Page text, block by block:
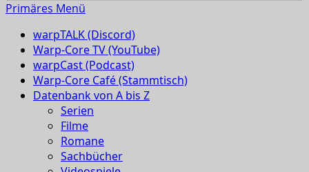
Primäres Menü
warpTALK (Discord)
Warp-Core TV (YouTube)
warpCast (Podcast)
Warp-Core Café (Stammtisch)
Datenbank von A bis Z
Serien
Filme
Romane
Sachbücher